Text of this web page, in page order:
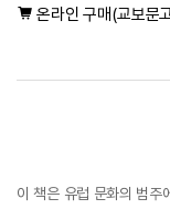
온라인 구매(교보문
이 책은 유럽 문화의 범주